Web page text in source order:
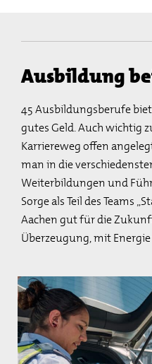
Ausbildung
45 Ausbildungsberufe
gutes Geld. Auch wichtig
Karriereweg offen
man in die
Weiterbildungen und
Sorge als Teil des Teams
Aachen gut für die
Überzeugung, mit Energie